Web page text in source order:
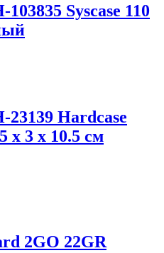
Syscase 110
Hardcase
x 3 x 10.5 см
2GO 22GR